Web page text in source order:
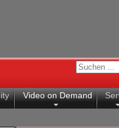
Video on Demand